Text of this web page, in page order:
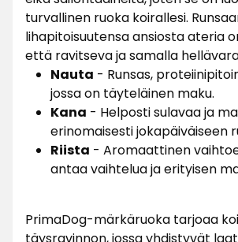
turvallinen ruoka koirallesi.
lihapitoisuutensa ansiosta ateria
että ravitseva ja samalla
Nauta - Runsas,
jossa on täyteläinen maku.
Kana - Helposti sulavaa ja
erinomaisesti jokapäiväiseen
Riista - Aromaattinen
antaa vaihtelua ja erityisen
PrimaDog-märkäruoka tarjoaa